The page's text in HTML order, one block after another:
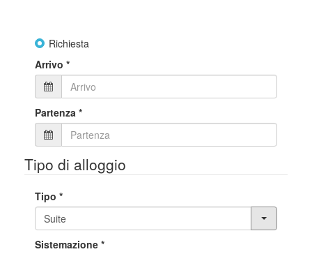
Richiesta
Arrivo *
Partenza *
Tipo di alloggio
Tipo *
Sistemazione *